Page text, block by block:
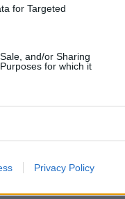
for Targeted
and/or Sharing
for which it
Privacy Policy
me ato të
thithni dhe
udhëtimit tuaj.
tuaj,”